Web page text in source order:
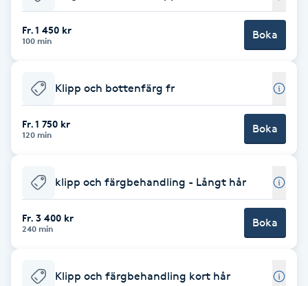
Babylights
Balayage
Barber
Barnklippning
BIAB
Blowout
Fr. 1 450 kr
100 min Boka
Klipp och bottenfärg fr
Fr. 1 750 kr
120 min Boka
klipp och färgbehandling - Långt hår
Fr. 3 400 kr
240 min Boka
Klipp och färgbehandling kort hår